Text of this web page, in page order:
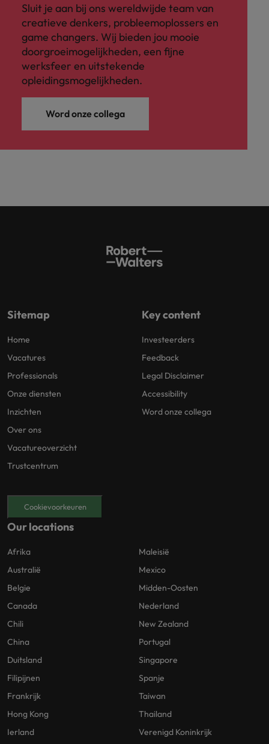
Sluit je aan bij ons wereldwijde team van
creatieve denkers, probleemoplossers en
game changers. Wij bieden jou mooie
doorgroeimogelijkheden, een fijne
werksfeer en uitstekende
opleidingsmogelijkheden.
Word onze collega
Sitemap
Home
Vacatures
Professionals
Onze diensten
Inzichten
Over ons
Vacatureoverzicht
Trustcentrum
Key content
Investeerders
Feedback
Legal Disclaimer
Accessibility
Word onze collega
Cookievoorkeuren
Our locations
Afrika
Australië
Belgie
Canada
Chili
China
Duitsland
Filipijnen
Frankrijk
Hong Kong
Ierland
Maleisië
Mexico
Midden-Oosten
Nederland
New Zealand
Portugal
Singapore
Spanje
Taiwan
Thailand
Verenigd Koninkrijk